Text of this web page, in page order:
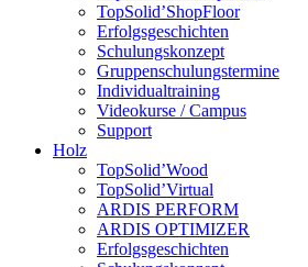
TopSolid’ShopFloor
Erfolgsgeschichten
Schulungskonzept
Gruppenschulungstermine
Individualtraining
Videokurse / Campus
Support
Holz
TopSolid’Wood
TopSolid’Virtual
ARDIS PERFORM
ARDIS OPTIMIZER
Erfolgsgeschichten